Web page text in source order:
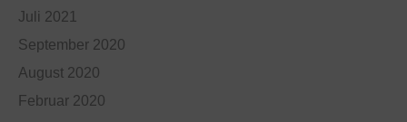
Juli 2021
September 2020
August 2020
Februar 2020